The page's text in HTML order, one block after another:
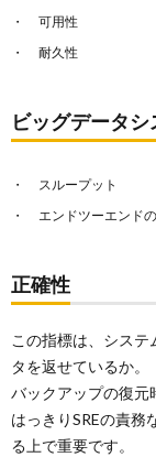
可用性
耐久性
ビッグデータシ
スループット
エンドツーエンド
正確性
この指標は、シス
タを返せているか。
バックアップの復元
はっきりSREの責務
る上で重要です。